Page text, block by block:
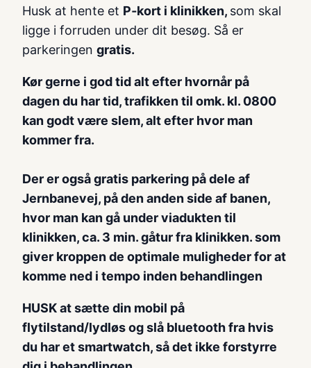
Husk at hente et P‑kort i klinikken, som skal
ligge i forruden under dit besøg. Så er
parkeringen gratis.
Kør gerne i god tid alt efter hvornår på
dagen du har tid, trafikken til omk. kl. 0800
kan godt være slem, alt efter hvor man
kommer fra.
Der er også gratis parkering på dele af
Jernbanevej, på den anden side af banen,
hvor man kan gå under viadukten til
klinikken, ca. 3 min. gåtur fra klinikken. som
giver kroppen de optimale muligheder for at
komme ned i tempo inden behandlingen
HUSK at sætte din mobil på
flytilstand/lydløs og slå bluetooth fra hvis
du har et smartwatch, så det ikke forstyrre